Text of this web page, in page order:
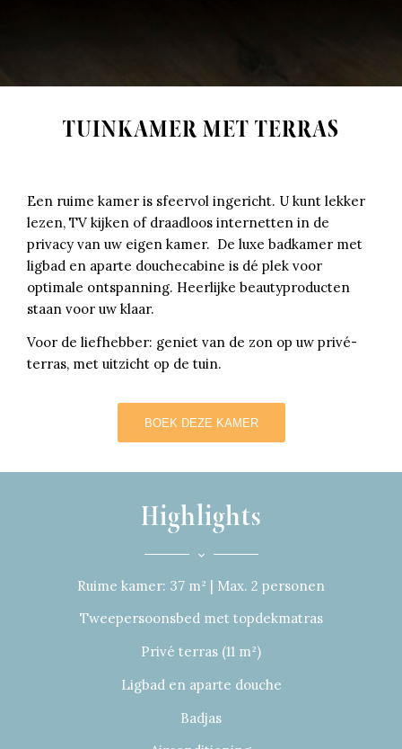
TUINKAMER MET TERRAS
Een ruime kamer is sfeervol ingericht. U kunt lekker
lezen, TV kijken of draadloos internetten in de
privacy van uw eigen kamer. De luxe badkamer met
ligbad en aparte douchecabine is dé plek voor
optimale ontspanning. Heerlijke beautyproducten
staan voor uw klaar.
Voor de liefhebber: geniet van de zon op uw privé-
terras, met uitzicht op de tuin.
BOEK DEZE KAMER
Highlights
Ruime kamer: 37 m² | Max. 2 personen
Tweepersoonsbed met topdekmatras
Privé terras (11 m²)
Ligbad en aparte douche
Badjas